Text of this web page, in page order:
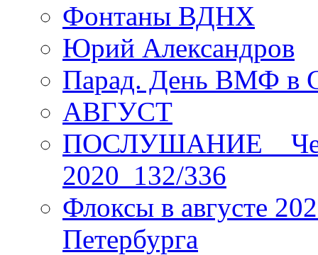
Фонтаны ВДНХ
Юрий Александров
Парад. День ВМФ в
АВГУСТ
ПОСЛУШАНИЕ _
2020_132/336
Флоксы в августе
Петербурга